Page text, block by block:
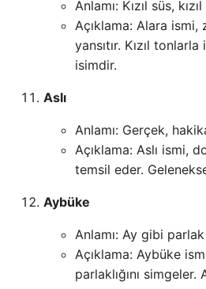
Anlamı: Kızıl süs, kızıl
Açıklama: Alara
yansıtır. Kızıl
isimdir.
Aslı
Anlamı: Gerçek,
Açıklama: Aslı ismi,
temsil eder.
Aybüke
Anlamı: Ay gibi
Açıklama: Aybüke
parlaklığını